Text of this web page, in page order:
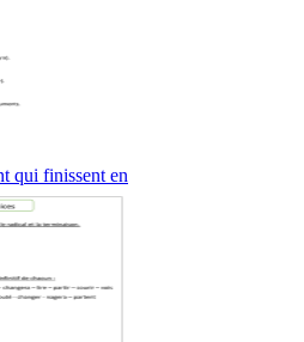
qui finissent en